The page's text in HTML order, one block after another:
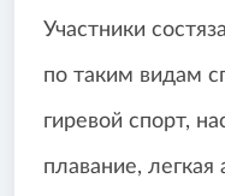
Участники
по таким видам
гиревой спорт,
плавание,